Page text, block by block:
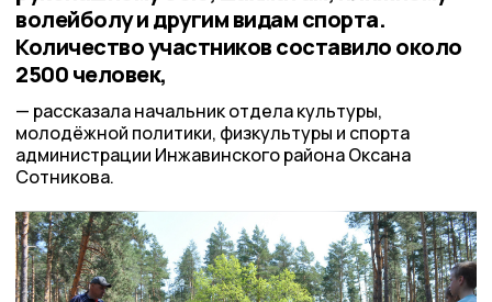
волейболу и другим видам спорта.
Количество участников составило около
2500 человек,
рассказала начальник отдела культуры,
молодёжной политики, физкультуры и спорта
администрации Инжавинского района Оксана
Сотникова.